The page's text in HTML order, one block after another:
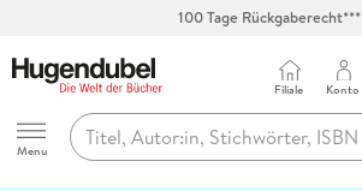
100 Tage Rückgaberecht***
Hugendubel
Menu
Filiale Konto